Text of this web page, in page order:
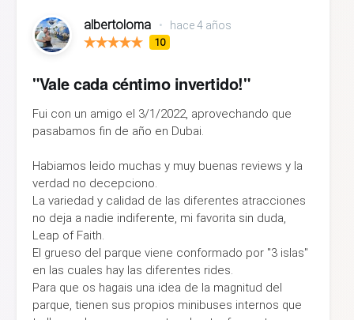
albertoloma • hace 4 años
10
"Vale cada céntimo invertido!"
Fui con un amigo el 3/1/2022, aprovechando que
pasabamos fin de año en Dubai.
Habiamos leido muchas y muy buenas reviews y la
verdad no decepciono.
La variedad y calidad de las diferentes atracciones
no deja a nadie indiferente, mi favorita sin duda,
Leap of Faith.
El grueso del parque viene conformado por "3 islas"
en las cuales hay las diferentes rides.
Para que os hagais una idea de la magnitud del
parque, tienen sus propios minibuses internos que